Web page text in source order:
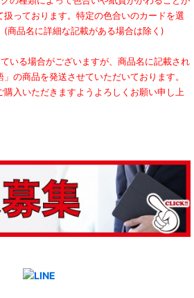
っております。特定の色合いのカードを選
(商品名に詳細な記載がある場合は除く)
いる場合がございますが、商品名に記載され
の商品を発送させていただいております。
入いただきますようよろしくお願い申し上